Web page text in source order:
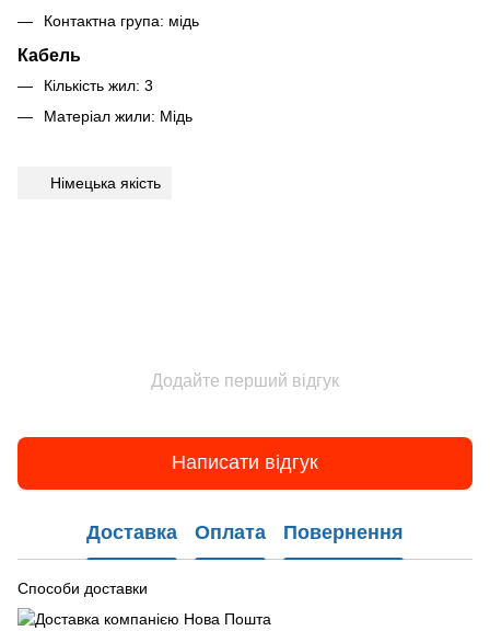
Контактна група: мідь
Кабель
Кількість жил: 3
Матеріал жили: Мідь
Німецька якість
Додайте перший відгук
Написати відгук
Доставка Оплата Повернення
Способи доставки